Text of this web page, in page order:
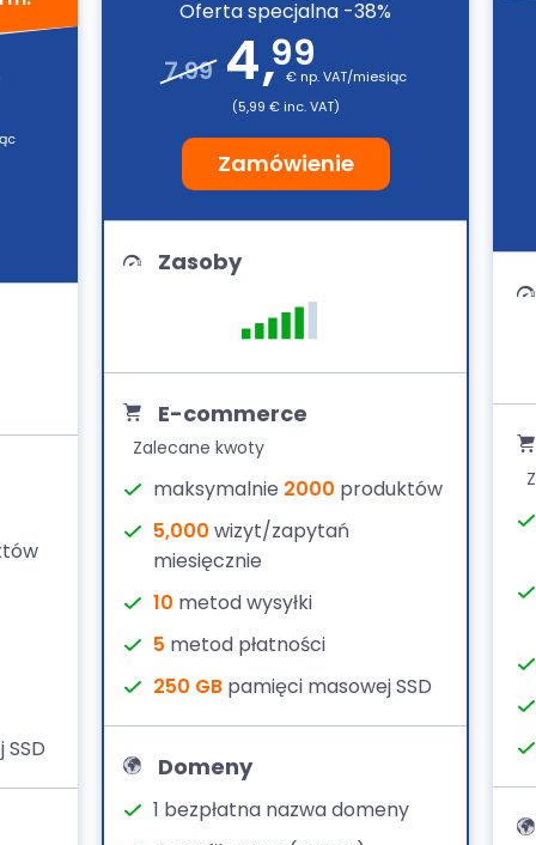
Oferta specjalna -38%
7.99 4,99
€ np. VAT/miesiąc
(5,99 € inc. VAT)
Zamówienie
Zasoby
E-commerce
Zalecane kwoty
maksymalnie 2000 produktów
5,000 wizyt/zapytań
miesięcznie
10 metod wysyłki
5 metod płatności
250 GB pamięci masowej SSD
Domeny
1 bezpłatna nazwa domeny